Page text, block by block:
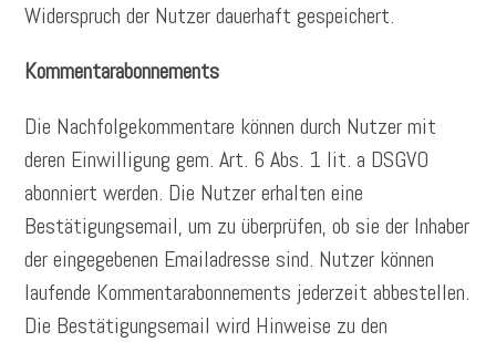
Widerspruch der Nutzer dauerhaft gespeichert.
Kommentarabonnements
Die Nachfolgekommentare können durch Nutzer mit
deren Einwilligung gem. Art. 6 Abs. 1 lit. a DSGVO
abonniert werden. Die Nutzer erhalten eine
Bestätigungsemail, um zu überprüfen, ob sie der Inhaber
der eingegebenen Emailadresse sind. Nutzer können
laufende Kommentarabonnements jederzeit abbestellen.
Die Bestätigungsemail wird Hinweise zu den